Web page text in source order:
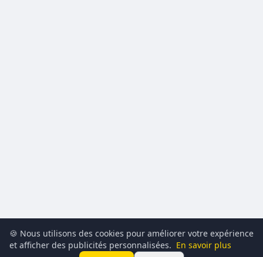
🍪 Nous utilisons des cookies pour améliorer votre expérience
et afficher des publicités personnalisées. En savoir plus